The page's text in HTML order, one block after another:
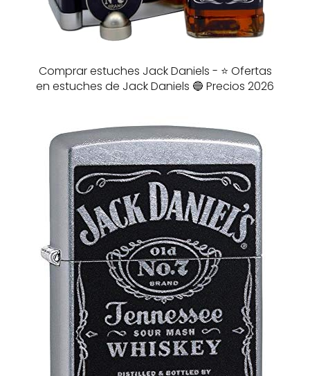
Comprar estuches Jack Daniels - ⭐️ Ofertas
en estuches de Jack Daniels 🔵 Precios 2026